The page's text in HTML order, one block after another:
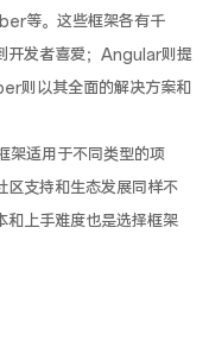
等。这些框架各有千
开发者喜爱；Angular则提
则以其全面的解决方案和
适用于不同类型的项
区支持和生态发展同样不
和上手难度也是选择框架
道合餐饮行业词SEO优化